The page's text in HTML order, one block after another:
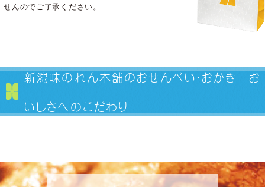
せんのでご了承ください。
新潟味のれん本舗のおせんべい・おかき お
いしさへのこだわり